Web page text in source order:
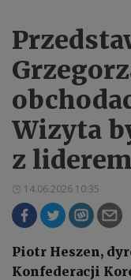
Wizyta
z
14.06.2026 10:35
Piotr Heszen,
Konfederacji